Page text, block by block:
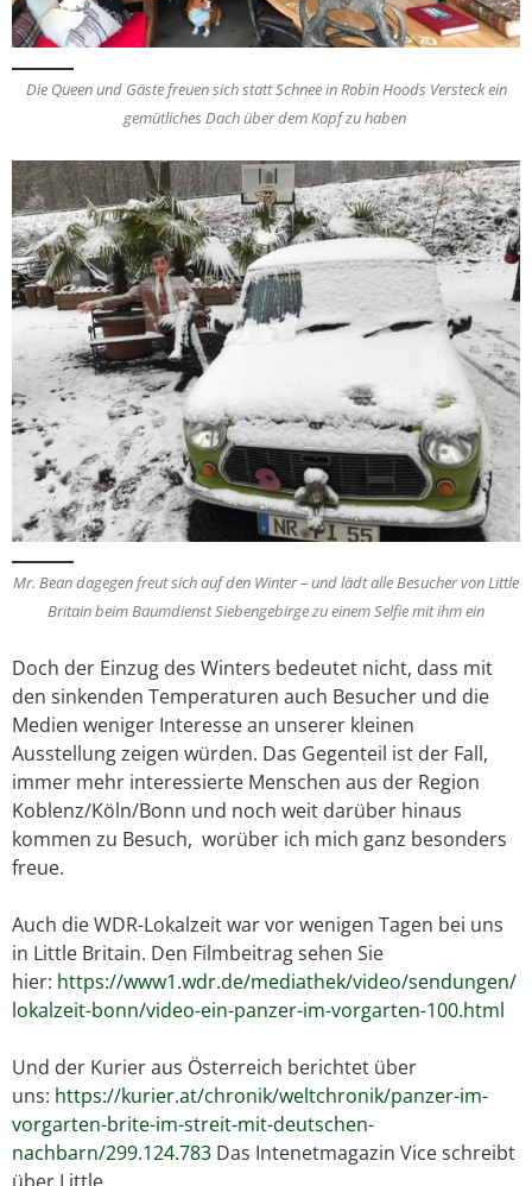
Die Queen und Gäste freuen sich statt Schnee in Robin Hoods Versteck ein
gemütliches Dach über dem Kopf zu haben
Mr. Bean dagegen freut sich auf den Winter – und lädt alle Besucher von Little
Britain beim Baumdienst Siebengebirge zu einem Selfie mit ihm ein
Doch der Einzug des Winters bedeutet nicht, dass mit
den sinkenden Temperaturen auch Besucher und die
Medien weniger Interesse an unserer kleinen
Ausstellung zeigen würden. Das Gegenteil ist der Fall,
immer mehr interessierte Menschen aus der Region
Koblenz/Köln/Bonn und noch weit darüber hinaus
kommen zu Besuch, worüber ich mich ganz besonders
freue.
Auch die WDR-Lokalzeit war vor wenigen Tagen bei uns
in Little Britain. Den Filmbeitrag sehen Sie
hier: https://www1.wdr.de/mediathek/video/sendungen/
lokalzeit-bonn/video-ein-panzer-im-vorgarten-100.html
Und der Kurier aus Österreich berichtet über
uns: https://kurier.at/chronik/weltchronik/panzer-im-
vorgarten-brite-im-streit-mit-deutschen-
nachbarn/299.124.783 Das Intenetmagazin Vice schreibt